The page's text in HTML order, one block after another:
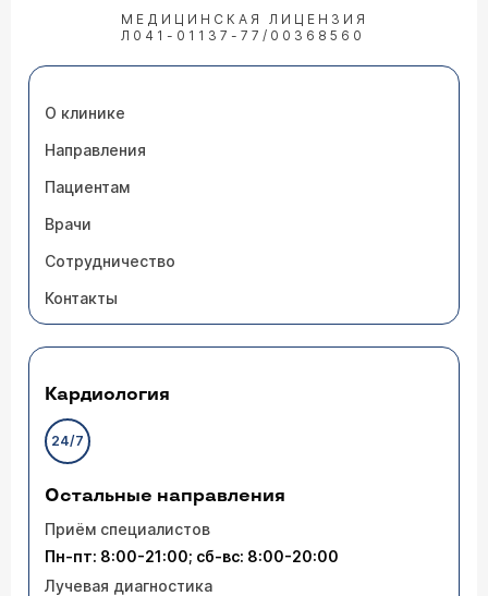
МЕДИЦИНСКАЯ ЛИЦЕНЗИЯ
Л041-01137-77/00368560
О клинике
Направления
Пациентам
Врачи
Сотрудничество
Контакты
Кардиология
24/7
Остальные направления
Приём специалистов
Пн-пт: 8:00-21:00; сб-вс: 8:00-20:00
Лучевая диагностика